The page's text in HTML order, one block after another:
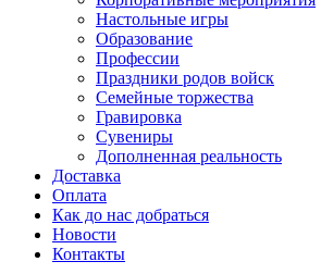
Настольные игры
Образование
Профессии
Праздники родов войск
Семейные торжества
Гравировка
Сувениры
Дополненная реальность
Доставка
Оплата
Как до нас добраться
Новости
Контакты